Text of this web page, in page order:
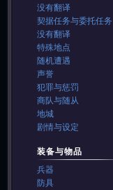
没有翻译
契据任务与委托任务
没有翻译
特殊地点
随机遭遇
声誉
犯罪与惩罚
商队与随从
地城
剧情与设定
装备与物品
兵器
防具